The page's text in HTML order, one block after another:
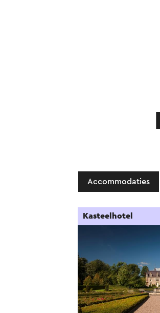
Accommodaties
Kasteelhotel